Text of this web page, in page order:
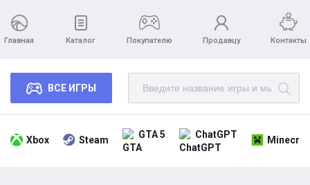
Главная Каталог Покупателю Продавцу Контакты
ВСЕ ИГРЫ
Xbox Steam GTA 5 ChatGPT